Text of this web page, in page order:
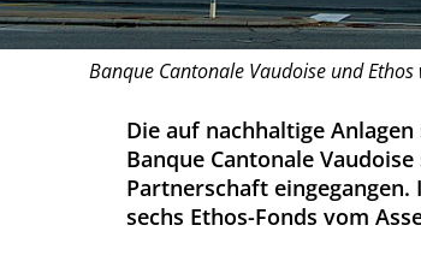
Banque Cantonale Vaudoise und
Die auf nachhaltige
Banque Cantonale
Partnerschaft
sechs Ethos-Fonds vom